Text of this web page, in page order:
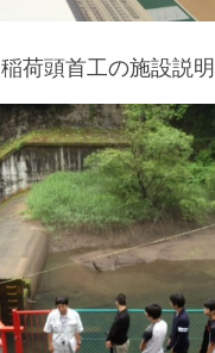
稲荷頭首工の施設説明